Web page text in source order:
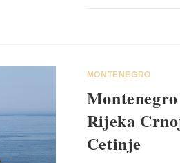
MONTENEGRO
Rijeka
Cetinje